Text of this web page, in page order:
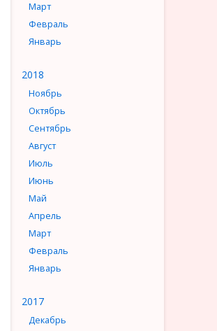
Март
Февраль
Январь
2018
Ноябрь
Октябрь
Сентябрь
Август
Июль
Июнь
Май
Апрель
Март
Февраль
Январь
2017
Декабрь